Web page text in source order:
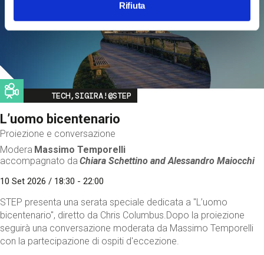
Rifiuta
Image
TECH,SIGIRA!@STEP
L’uomo bicentenario
Proiezione e conversazione
Modera Massimo Temporelli
accompagnato da Chiara Schettino andAlessandro Maiocchi
10 Set 2026 / 18:30 - 22:00
STEP presenta una serata speciale dedicata a "L’uomo
bicentenario", diretto da Chris Columbus.Dopo la proiezione
seguirà una conversazione moderata da Massimo Temporelli
con la partecipazione di ospiti d'eccezione.